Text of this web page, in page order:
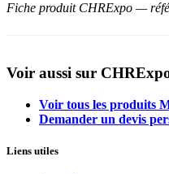
Fiche produit CHRExpo —
Voir aussi sur
Voir tous les produits
Demander un devis
Liens utiles